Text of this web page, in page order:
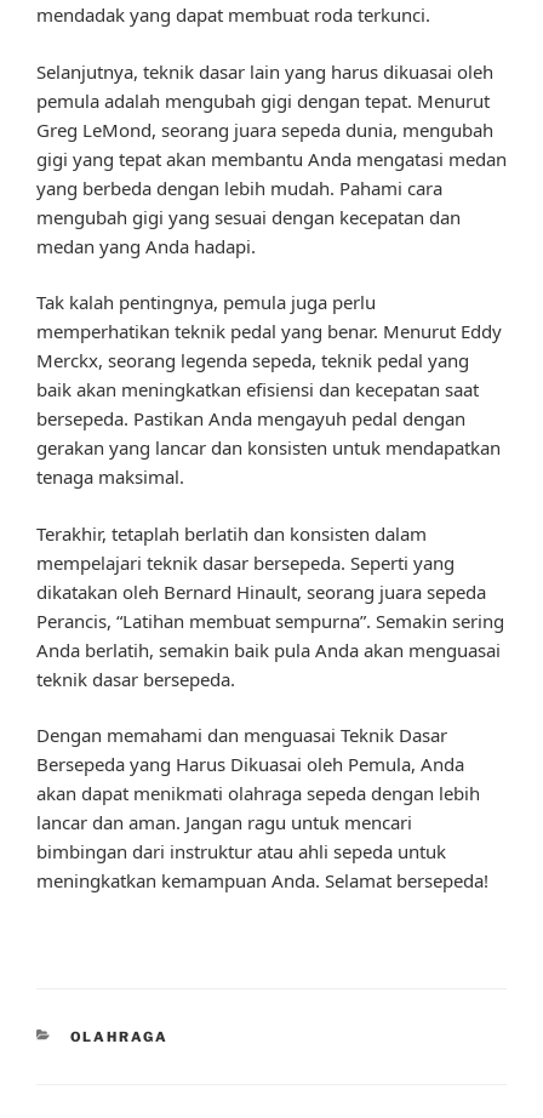
mendadak yang dapat membuat roda terkunci.
Selanjutnya, teknik dasar lain yang harus dikuasai oleh
pemula adalah mengubah gigi dengan tepat. Menurut
Greg LeMond, seorang juara sepeda dunia, mengubah
gigi yang tepat akan membantu Anda mengatasi medan
yang berbeda dengan lebih mudah. Pahami cara
mengubah gigi yang sesuai dengan kecepatan dan
medan yang Anda hadapi.
Tak kalah pentingnya, pemula juga perlu
memperhatikan teknik pedal yang benar. Menurut Eddy
Merckx, seorang legenda sepeda, teknik pedal yang
baik akan meningkatkan efisiensi dan kecepatan saat
bersepeda. Pastikan Anda mengayuh pedal dengan
gerakan yang lancar dan konsisten untuk mendapatkan
tenaga maksimal.
Terakhir, tetaplah berlatih dan konsisten dalam
mempelajari teknik dasar bersepeda. Seperti yang
dikatakan oleh Bernard Hinault, seorang juara sepeda
Perancis, “Latihan membuat sempurna”. Semakin sering
Anda berlatih, semakin baik pula Anda akan menguasai
teknik dasar bersepeda.
Dengan memahami dan menguasai Teknik Dasar
Bersepeda yang Harus Dikuasai oleh Pemula, Anda
akan dapat menikmati olahraga sepeda dengan lebih
lancar dan aman. Jangan ragu untuk mencari
bimbingan dari instruktur atau ahli sepeda untuk
meningkatkan kemampuan Anda. Selamat bersepeda!
CATEGORIES
OLAHRAGA